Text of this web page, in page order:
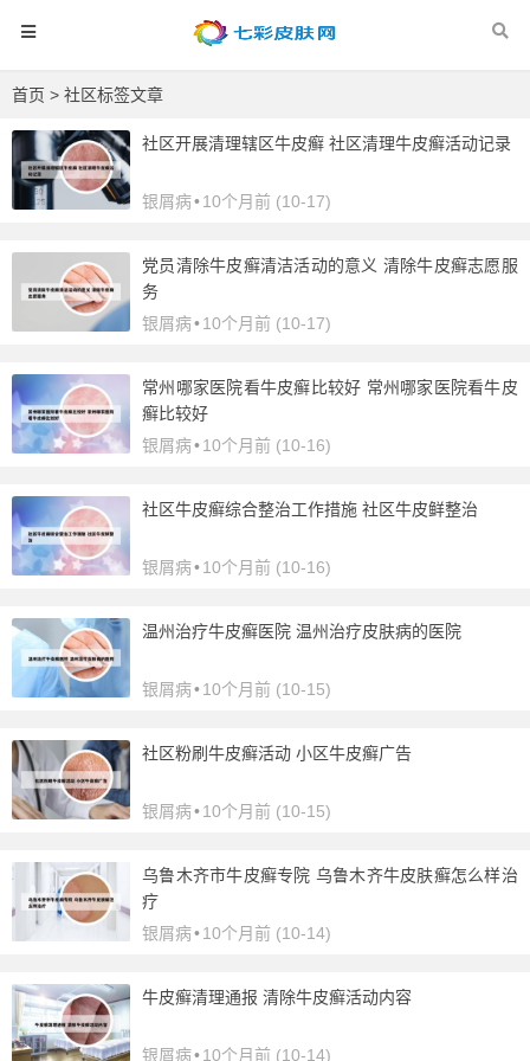
首页 > 社区标签文章
社区开展清理辖区牛皮癣 社区清理牛皮癣活动记录
银屑病•10个月前 (10-17)
党员清除牛皮癣清洁活动的意义 清除牛皮癣志愿服
务
银屑病•10个月前 (10-17)
常州哪家医院看牛皮癣比较好 常州哪家医院看牛皮
癣比较好
银屑病•10个月前 (10-16)
社区牛皮癣综合整治工作措施 社区牛皮鲜整治
银屑病•10个月前 (10-16)
温州治疗牛皮癣医院 温州治疗皮肤病的医院
银屑病•10个月前 (10-15)
社区粉刷牛皮癣活动 小区牛皮癣广告
银屑病•10个月前 (10-15)
乌鲁木齐市牛皮癣专院 乌鲁木齐牛皮肤癣怎么样治
疗
银屑病•10个月前 (10-14)
牛皮癣清理通报 清除牛皮癣活动内容
银屑病•10个月前 (10-14)